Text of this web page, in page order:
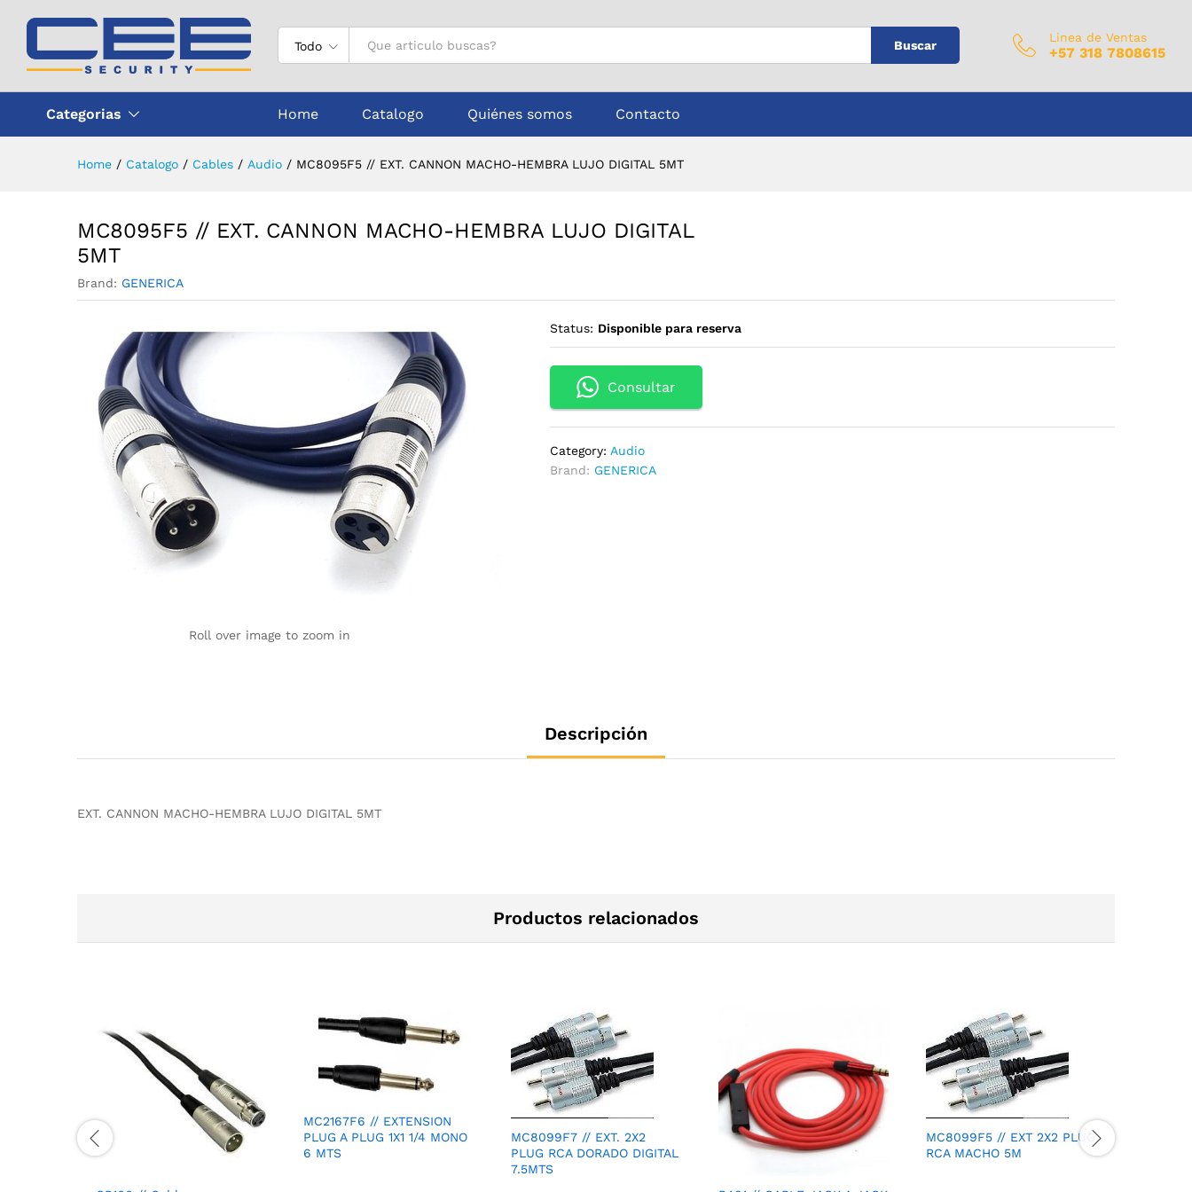
Todo Buscar
Linea de Ventas
+57 318 7808615
Categorias Home Catalogo Quiénes somos Contacto
Home / Catalogo / Cables / Audio / MC8095F5 // EXT. CANNON MACHO-HEMBRA LUJO DIGITAL 5MT
MC8095F5 // EXT. CANNON MACHO-HEMBRA LUJO DIGITAL
5MT
Brand: GENERICA
Roll over image to zoom in
Status: Disponible para reserva
Consultar
Category: Audio
Brand: GENERICA
Descripción
EXT. CANNON MACHO-HEMBRA LUJO DIGITAL 5MT
Productos relacionados
MC2167F6 // EXTENSION
PLUG A PLUG 1X1 1/4 MONO
6 MTS
MC8099F7 // EXT. 2X2
PLUG RCA DORADO DIGITAL
7.5MTS
MC8099F5 // EXT 2X2 PLUG
RCA MACHO 5M
Descripción